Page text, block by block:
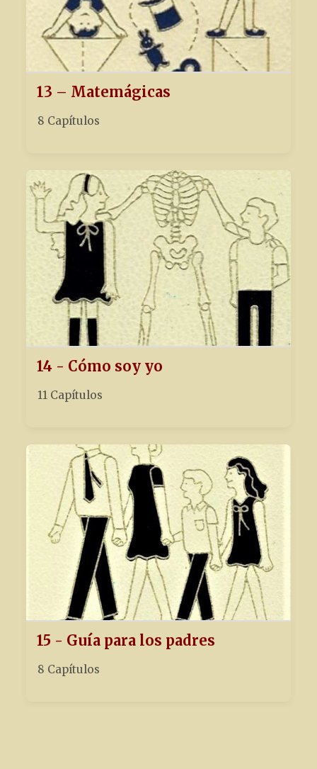
13 – Matemágicas
8 Capítulos
14 - Cómo soy yo
11 Capítulos
15 - Guía para los padres
8 Capítulos